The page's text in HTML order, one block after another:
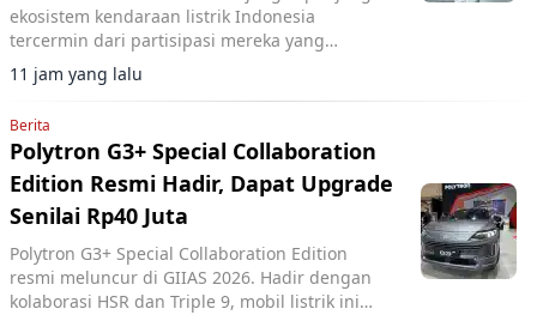
ekosistem kendaraan listrik Indonesia
tercermin dari partisipasi mereka yang
menghadirkan berbagai inovasi mobilitas
pintar di ajang tersebut.
11 jam yang lalu
Berita
Polytron G3+ Special Collaboration
Edition Resmi Hadir, Dapat Upgrade
Senilai Rp40 Juta
Polytron G3+ Special Collaboration Edition
resmi meluncur di GIIAS 2026. Hadir dengan
kolaborasi HSR dan Triple 9, mobil listrik ini